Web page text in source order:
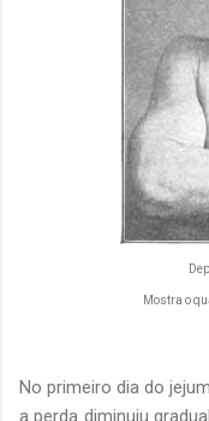
Mostra o
No primeiro dia do
a perda diminuiu